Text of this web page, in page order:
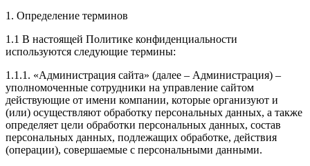
1. Определение терминов
1.1 В настоящей Политике конфиденциальности
используются следующие термины:
1.1.1. «Администрация сайта» (далее – Администрация) –
уполномоченные сотрудники на управление сайтом
действующие от имени компании, которые организуют и
(или) осуществляют обработку персональных данных, а также
определяет цели обработки персональных данных, состав
персональных данных, подлежащих обработке, действия
(операции), совершаемые с персональными данными.